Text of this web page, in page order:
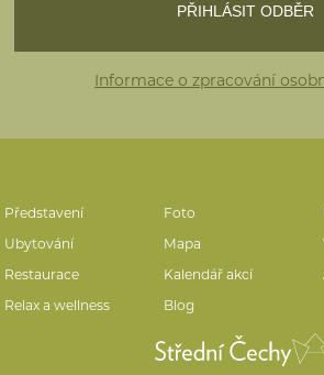
Informace o zpracování
Představení Foto
Ubytování
Mapa
Restaurace
Kalendář akcí
Relax a wellness
Blog